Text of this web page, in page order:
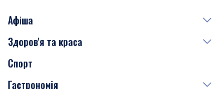
Афіша
Сьогодні
Завтра
Здоров'я та краса
Медицина
Спорт
Гастрономія